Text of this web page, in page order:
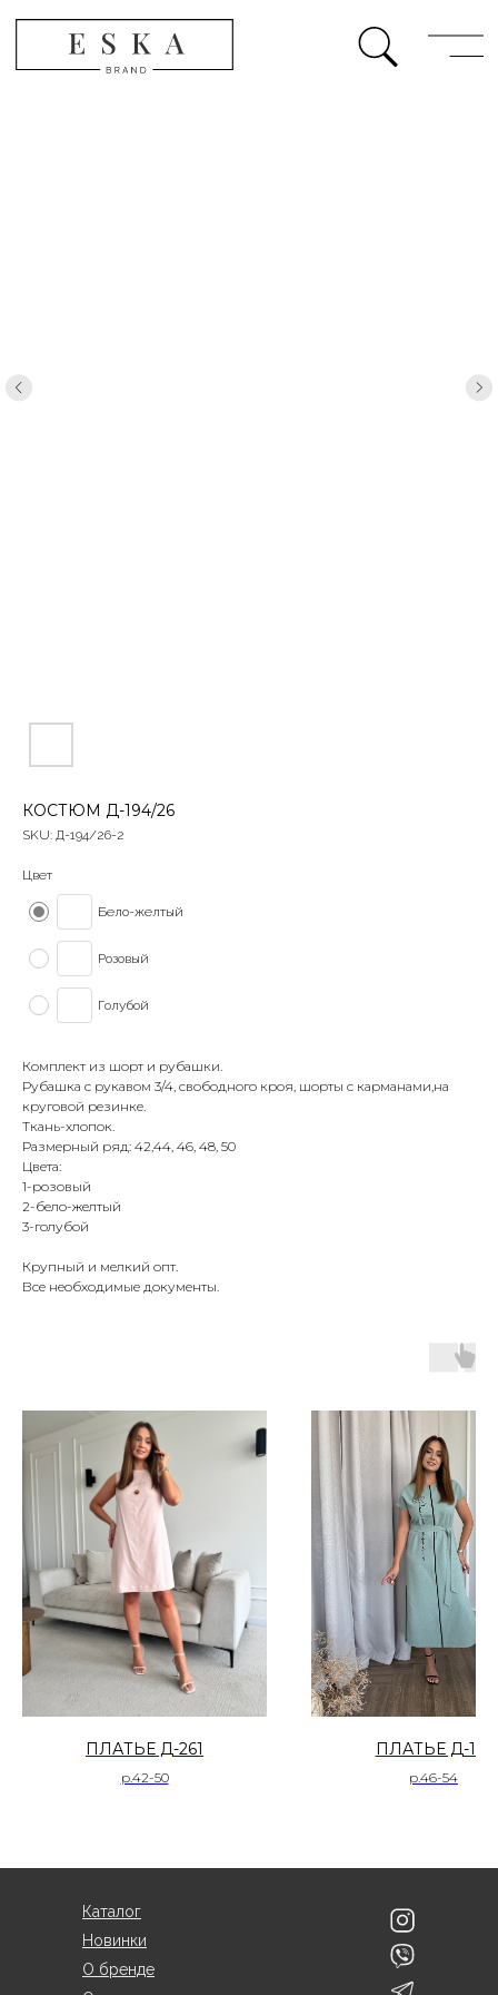
КОСТЮМ Д-194/26
SKU: Д-194/26-2
Цвет
Бело-желтый
Розовый
Голубой
Комплект из шорт и рубашки.
Рубашка с рукавом 3/4, свободного кроя, шорты с карманами,на
круговой резинке.
Ткань-хлопок.
Размерный ряд: 42,44, 46, 48, 50
Цвета:
1-розовый
2-бело-желтый
3-голубой
Крупный и мелкий опт.
Все необходимые документы.
ПЛАТЬЕ Д-261
р.42-50
ПЛАТЬЕ Д-191
р.46-54
Новинки
О бренде
Каталог